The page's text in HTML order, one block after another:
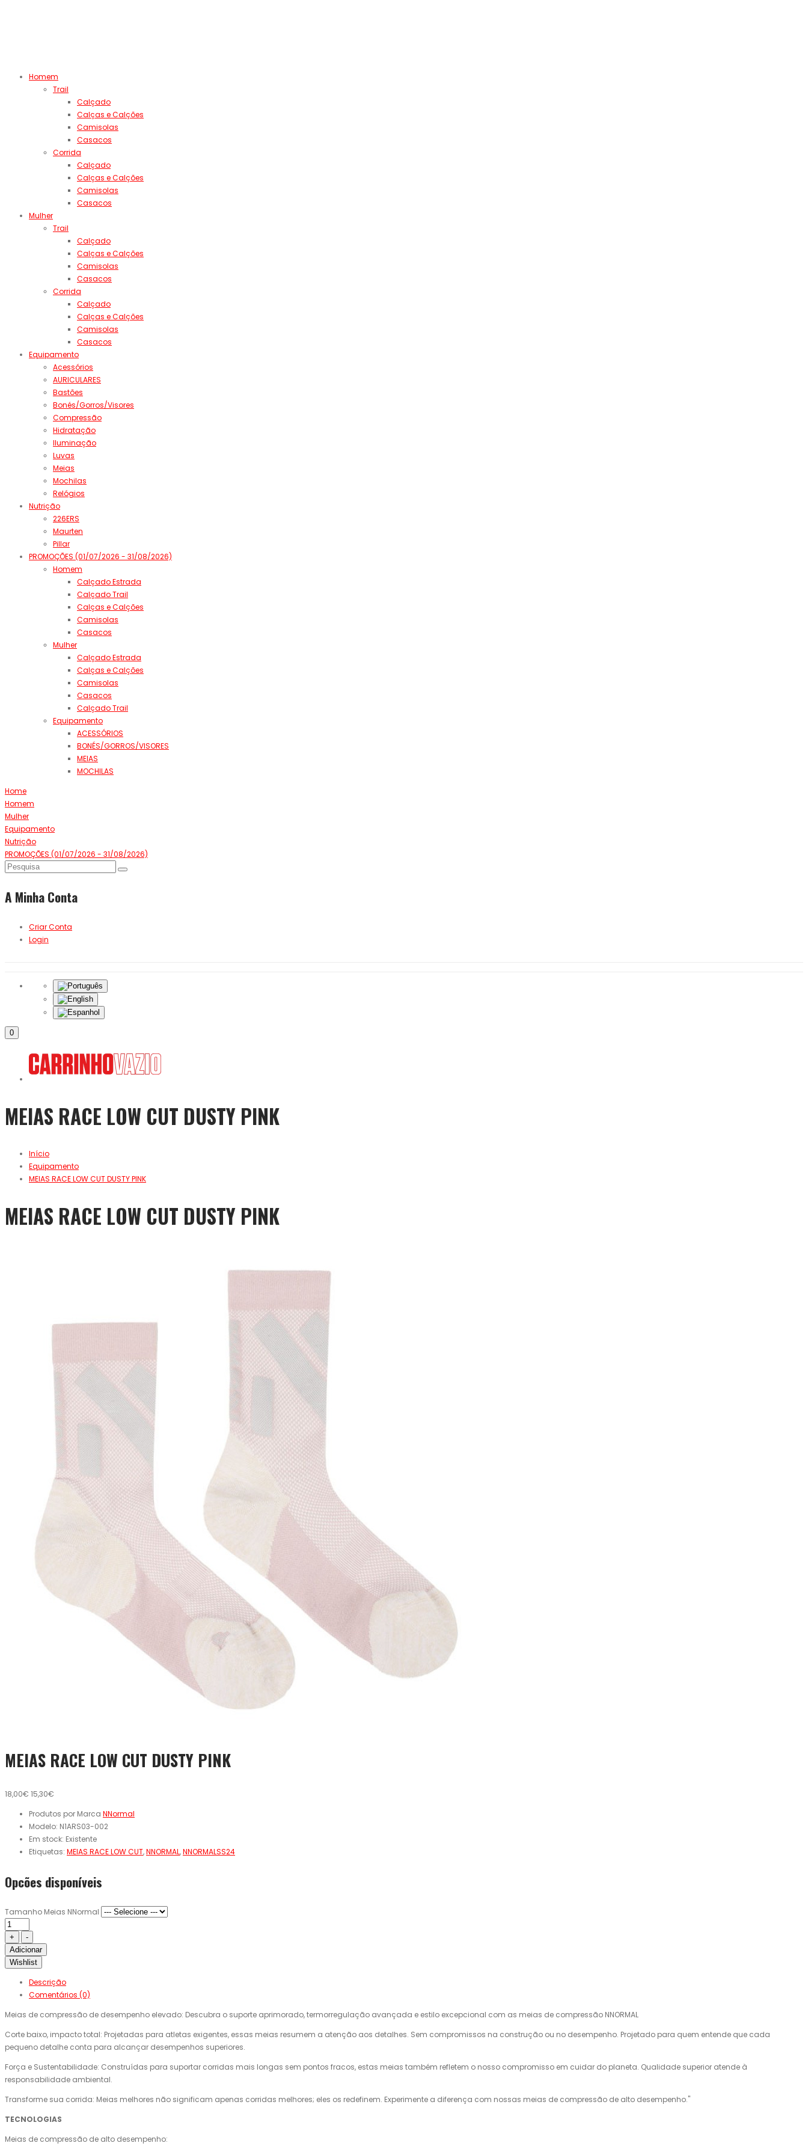
Homem
Trail
Calçado
Calças e Calções
Camisolas
Casacos
Corrida
Calçado
Calças e Calções
Camisolas
Casacos
Mulher
Trail
Calçado
Calças e Calções
Camisolas
Casacos
Corrida
Calçado
Calças e Calções
Camisolas
Casacos
Equipamento
Acessórios
AURICULARES
Bastões
Bonés/Gorros/Visores
Compressão
Hidratação
Iluminação
Luvas
Meias
Mochilas
Relógios
Nutrição
226ERS
Maurten
Pillar
PROMOÇÕES (01/07/2026 - 31/08/2026)
Homem
Calçado Estrada
Calçado Trail
Calças e Calções
Camisolas
Casacos
Mulher
Calçado Estrada
Calças e Calções
Camisolas
Casacos
Calçado Trail
Equipamento
ACESSÓRIOS
BONÉS/GORROS/VISORES
MEIAS
MOCHILAS
Home
Homem
Mulher
Equipamento
Nutrição
PROMOÇÕES (01/07/2026 - 31/08/2026)
A Minha Conta
Criar Conta
Login
0
MEIAS RACE LOW CUT DUSTY PINK
Início
Equipamento
MEIAS RACE LOW CUT DUSTY PINK
MEIAS RACE LOW CUT DUSTY PINK
MEIAS RACE LOW CUT DUSTY PINK
18,00€ 15,30€
Produtos por Marca NNormal
Modelo: N1ARS03-002
Em stock: Existente
Etiquetas: MEIAS RACE LOW CUT,NNORMAL,NNORMALSS24
Opcões disponíveis
Tamanho Meias NNormal
Adicionar
Wishlist
Descrição
Comentários (0)
Meias de compressão de desempenho elevado: Descubra o suporte aprimorado, termorregulação avançada e estilo excepcional com as meias de compressão NNORMAL
Corte baixo, impacto total: Projetadas para atletas exigentes, essas meias resumem a atenção aos detalhes. Sem compromissos na construção ou no desempenho. Projetado para quem entende que cada
pequeno detalhe conta para alcançar desempenhos superiores.
Força e Sustentabilidade: Construídas para suportar corridas mais longas sem pontos fracos, estas meias também refletem o nosso compromisso em cuidar do planeta. Qualidade superior atende à
responsabilidade ambiental.
Transforme sua corrida: Meias melhores não significam apenas corridas melhores; eles os redefinem. Experimente a diferença com nossas meias de compressão de alto desempenho."
TECNOLOGIAS
Meias de compressão de alto desempenho: